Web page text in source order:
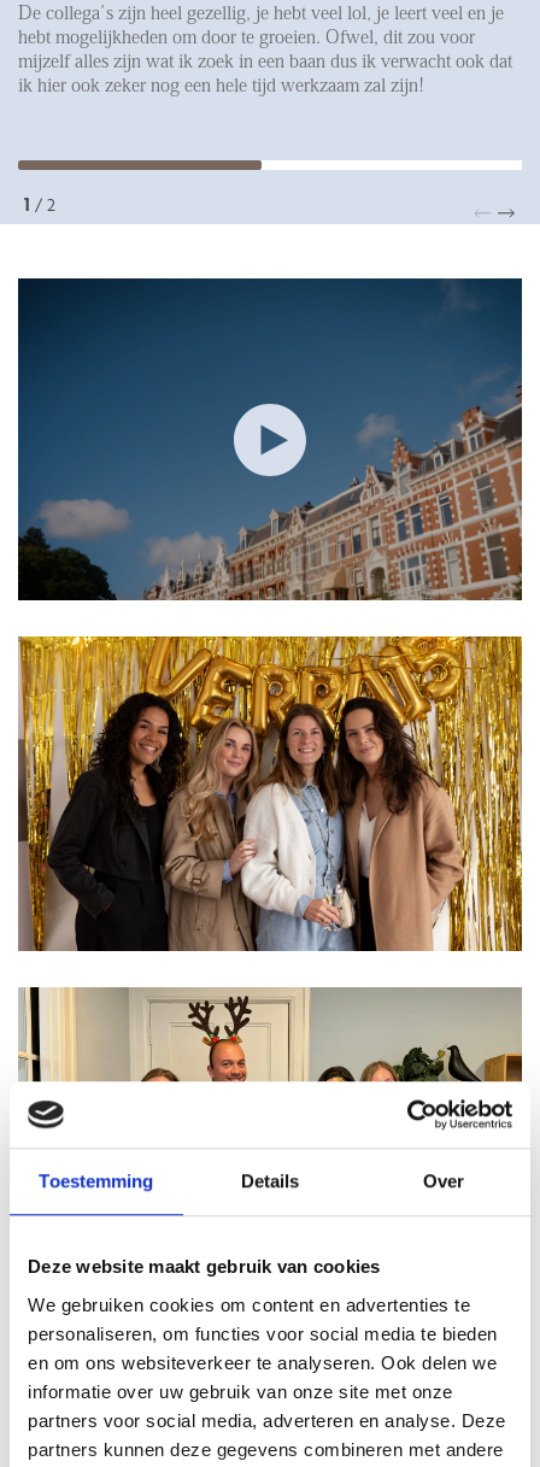
Toestemming Details Over
Deze website maakt gebruik van cookies
We gebruiken cookies om content en advertenties te
personaliseren, om functies voor social media te bieden
en om ons websiteverkeer te analyseren. Ook delen we
informatie over uw gebruik van onze site met onze
partners voor social media, adverteren en analyse. Deze
partners kunnen deze gegevens combineren met andere
De collega’s zijn heel gezellig, je hebt veel lol, je leert veel en je
hebt mogelijkheden om door te groeien. Ofwel, dit zou voor
mijzelf alles zijn wat ik zoek in een baan dus ik verwacht ook dat
ik hier ook zeker nog een hele tijd werkzaam zal zijn!
1 /2